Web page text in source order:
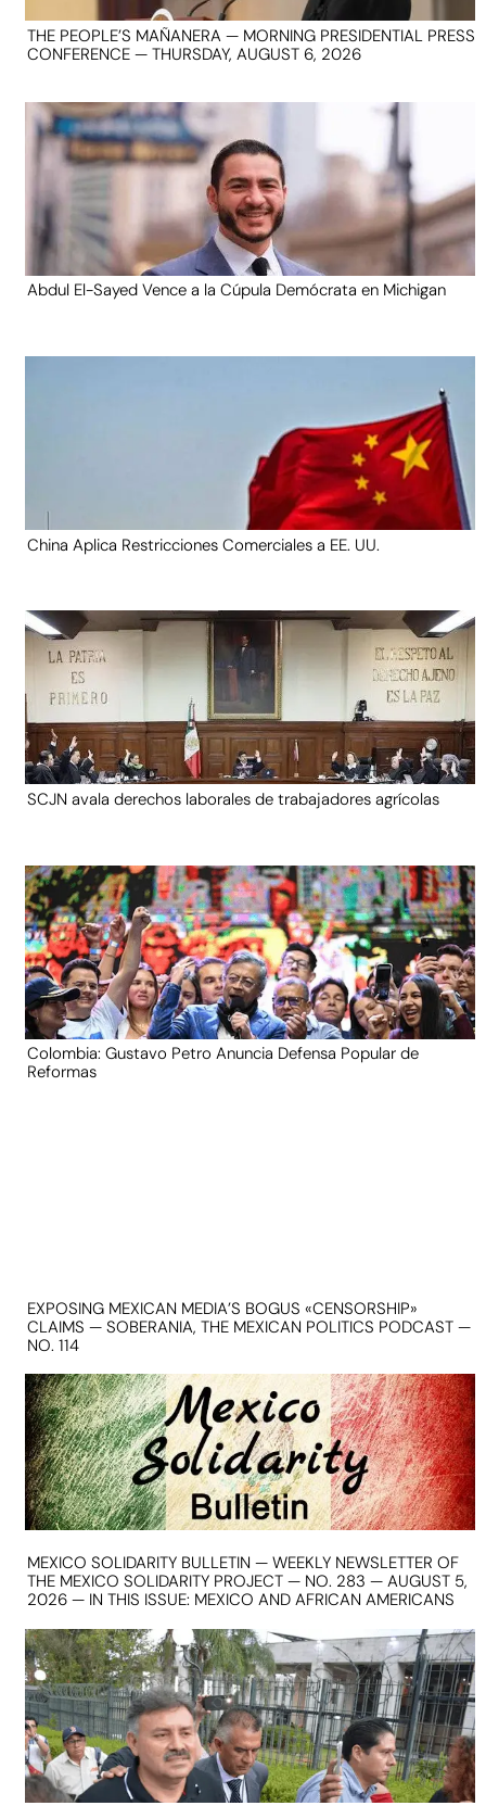
THE PEOPLE’S MAÑANERA — MORNING PRESIDENTIAL PRESS
CONFERENCE — THURSDAY, AUGUST 6, 2026
Abdul El-Sayed Vence a la Cúpula Demócrata en Michigan
China Aplica Restricciones Comerciales a EE. UU.
SCJN avala derechos laborales de trabajadores agrícolas
Colombia: Gustavo Petro Anuncia Defensa Popular de
Reformas
EXPOSING MEXICAN MEDIA’S BOGUS «CENSORSHIP»
CLAIMS — SOBERANIA, THE MEXICAN POLITICS PODCAST —
NO. 114
MEXICO SOLIDARITY BULLETIN — WEEKLY NEWSLETTER OF
THE MEXICO SOLIDARITY PROJECT — NO. 283 — AUGUST 5,
2026 — IN THIS ISSUE: MEXICO AND AFRICAN AMERICANS